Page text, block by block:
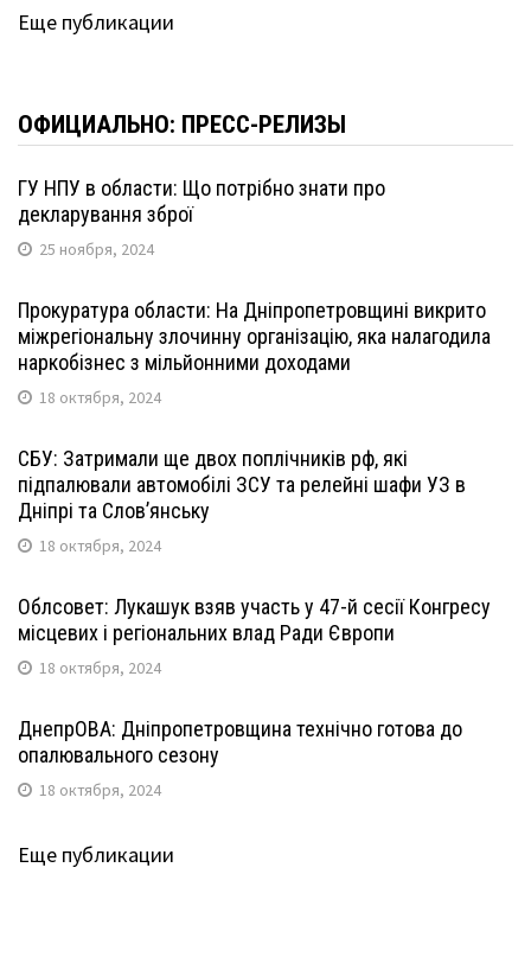
Еще публикации
ОФИЦИАЛЬНО: ПРЕСС-РЕЛИЗЫ
ГУ НПУ в области: Що потрібно знати про
декларування зброї
25 ноября, 2024
Прокуратура области: На Дніпропетровщині викрито
міжрегіональну злочинну організацію, яка налагодила
наркобізнес з мільйонними доходами
18 октября, 2024
СБУ: Затримали ще двох поплічників рф, які
підпалювали автомобілі ЗСУ та релейні шафи УЗ в
Дніпрі та Слов’янську
18 октября, 2024
Облсовет: Лукашук взяв участь у 47-й сесії Конгресу
місцевих і регіональних влад Ради Європи
18 октября, 2024
ДнепрОВА: Дніпропетровщина технічно готова до
опалювального сезону
18 октября, 2024
Еще публикации